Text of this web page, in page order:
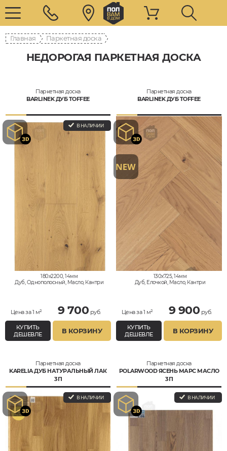
Главная Паркетная доска
НЕДОРОГАЯ ПАРКЕТНАЯ ДОСКА
Паркетная доска
BARLINEK ДУБ TOFFEE
В НАЛИЧИИ
180x2200, 14мм
Дуб, Однополосный, Масло, Кантри
Цена за 1 м² 9 700 руб.
КУПИТЬ
ДЕШЕВЛЕ
В КОРЗИНУ
Паркетная доска
BARLINEK ДУБ TOFFEE
130x725, 14мм
Дуб, Елочкой, Масло, Кантри
Цена за 1 м² 9 900 руб.
КУПИТЬ
ДЕШЕВЛЕ
В КОРЗИНУ
Паркетная доска
KARELIA ДУБ НАТУРАЛЬНЫЙ ЛАК
3П
В НАЛИЧИИ
Паркетная доска
POLARWOOD ЯСЕНЬ МАРС МАСЛО
3П
В НАЛИЧИИ